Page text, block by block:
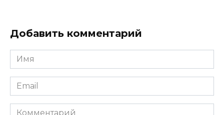
Добавить комментарий
Имя
*
Email
*
Комментарий